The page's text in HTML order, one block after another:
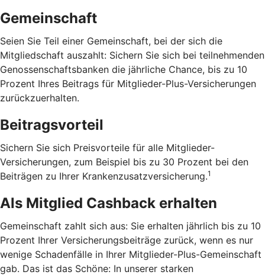
Gemeinschaft
Seien Sie Teil einer Gemeinschaft, bei der sich die
Mitgliedschaft auszahlt: Sichern Sie sich bei teilnehmenden
Genossenschaftsbanken die jährliche Chance, bis zu 10
Prozent Ihres Beitrags für Mitglieder-Plus-Versicherungen
zurückzuerhalten.
Beitragsvorteil
Sichern Sie sich Preisvorteile für alle Mitglieder-
Versicherungen, zum Beispiel bis zu 30 Prozent bei den
Beiträgen zu Ihrer Krankenzusatzversicherung.1
Als Mitglied Cashback erhalten
Gemeinschaft zahlt sich aus: Sie erhalten jährlich bis zu 10
Prozent Ihrer Versicherungsbeiträge zurück, wenn es nur
wenige Schadenfälle in Ihrer Mitglieder-Plus-Gemeinschaft
gab. Das ist das Schöne: In unserer starken